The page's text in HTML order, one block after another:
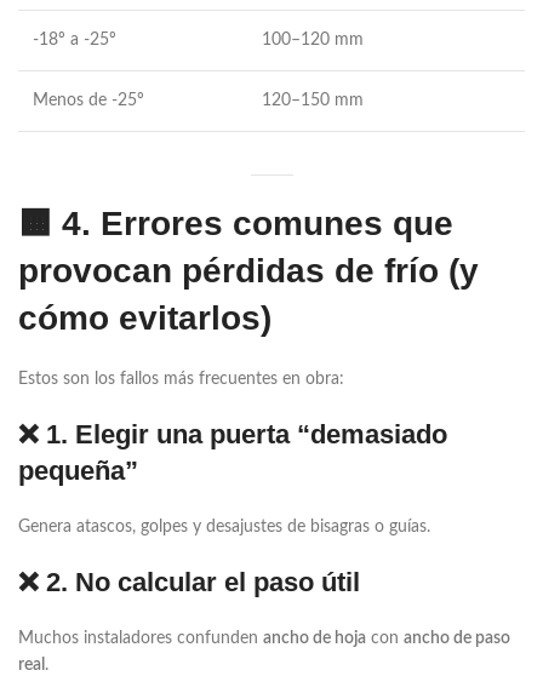
-18º a -25º 100–120 mm
Menos de -25º 120–150 mm
🟧 4. Errores comunes que
provocan pérdidas de frío (y
cómo evitarlos)
Estos son los fallos más frecuentes en obra:
❌ 1. Elegir una puerta “demasiado
pequeña”
Genera atascos, golpes y desajustes de bisagras o guías.
❌ 2. No calcular el paso útil
Muchos instaladores confunden ancho de hoja con ancho de paso
real .